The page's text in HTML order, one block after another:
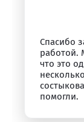
Спасибо
работой.
что это
помогли.